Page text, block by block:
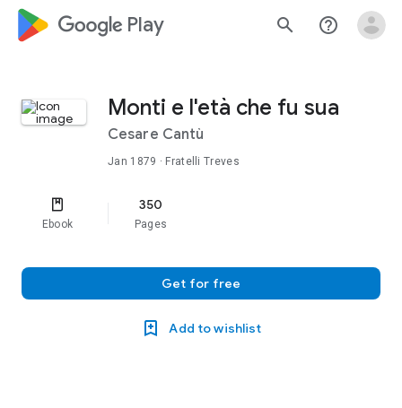
google_logo Play search help_outline
Monti e l'età che fu sua
Cesare Cantù
Jan 1879 · Fratelli Treves
Ebook
350
Pages
Get for free
Add to wishlist